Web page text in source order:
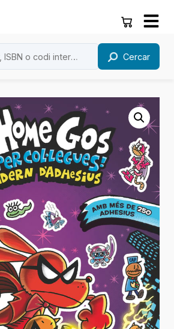
Cercar